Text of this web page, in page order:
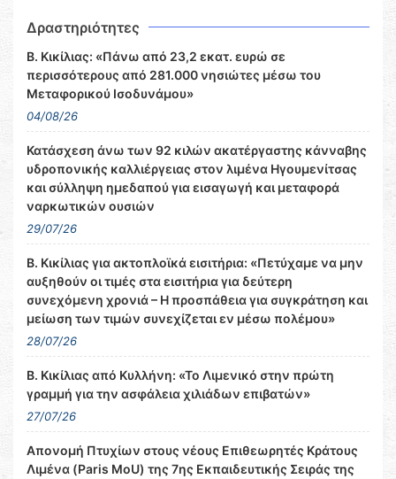
Δραστηριότητες
Β. Κικίλιας: «Πάνω από 23,2 εκατ. ευρώ σε
περισσότερους από 281.000 νησιώτες μέσω του
Μεταφορικού Ισοδυνάμου»
04/08/26
Κατάσχεση άνω των 92 κιλών ακατέργαστης κάνναβης
υδροπονικής καλλιέργειας στον λιμένα Ηγουμενίτσας
και σύλληψη ημεδαπού για εισαγωγή και μεταφορά
ναρκωτικών ουσιών
29/07/26
Β. Κικίλιας για ακτοπλοϊκά εισιτήρια: «Πετύχαμε να μην
αυξηθούν οι τιμές στα εισιτήρια για δεύτερη
συνεχόμενη χρονιά – Η προσπάθεια για συγκράτηση και
μείωση των τιμών συνεχίζεται εν μέσω πολέμου»
28/07/26
Β. Κικίλιας από Κυλλήνη: «Το Λιμενικό στην πρώτη
γραμμή για την ασφάλεια χιλιάδων επιβατών»
27/07/26
Απονομή Πτυχίων στους νέους Επιθεωρητές Κράτους
Λιμένα (Paris MoU) της 7ης Εκπαιδευτικής Σειράς της